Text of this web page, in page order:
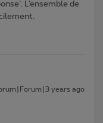
L’ensemble de
years ago